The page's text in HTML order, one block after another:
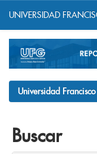
navigation
UNIVERSIDAD
Universidad
Buscar